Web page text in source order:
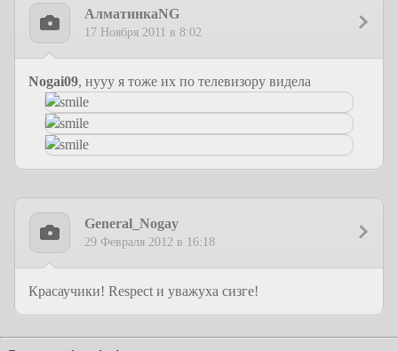
АлматинкаNG
17 Ноября 2011 в 8:02
Nogai09, нууу я тоже их по телевизору видела
General_Nogay
29 Февраля 2012 в 16:18
Красаучики! Respect и уважуха сизге!